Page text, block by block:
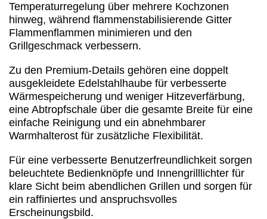
Temperaturregelung über mehrere Kochzonen
hinweg, während flammenstabilisierende Gitter
Flammenflammen minimieren und den
Grillgeschmack verbessern.
Zu den Premium-Details gehören eine doppelt
ausgekleidete Edelstahlhaube für verbesserte
Wärmespeicherung und weniger Hitzeverfärbung,
eine Abtropfschale über die gesamte Breite für eine
einfache Reinigung und ein abnehmbarer
Warmhalterost für zusätzliche Flexibilität.
Für eine verbesserte Benutzerfreundlichkeit sorgen
beleuchtete Bedienknöpfe und Innengrilllichter für
klare Sicht beim abendlichen Grillen und sorgen für
ein raffiniertes und anspruchsvolles
Erscheinungsbild.